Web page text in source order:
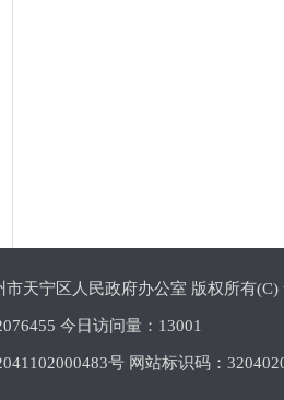
市天宁区人民政府办公室 版权所有(C)
今日访问量： 13001
号 网站标识码：